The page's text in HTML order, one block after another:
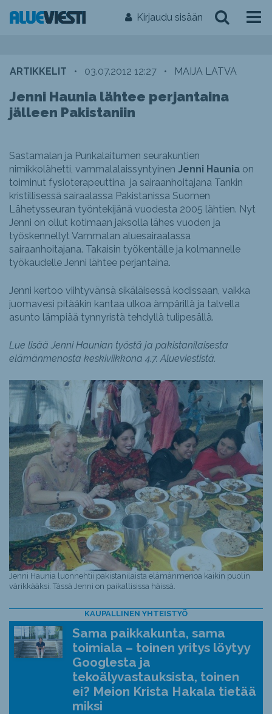
Kirjaudu sisään
ARTIKKELIT • 03.07.2012 12:27 • MAIJA LATVA
Jenni Haunia lähtee perjantaina
jälleen Pakistaniin
Sastamalan ja Punkalaitumen seurakuntien
nimikkolähetti, vammalalaissyntyinen Jenni Haunia on
toiminut fysioterapeuttina ja sairaanhoitajana Tankin
kristillisessä sairaalassa Pakistanissa Suomen
Lähetysseuran työntekijänä vuodesta 2005 lähtien. Nyt
Jenni on ollut kotimaan jaksolla lähes vuoden ja
työskennellyt Vammalan aluesairaalassa
sairaanhoitajana. Takaisin työkentälle ja kolmannelle
työkaudelle Jenni lähtee perjantaina.
Jenni kertoo viihtyvänsä sikäläisessä kodissaan, vaikka
juomavesi pitääkin kantaa ulkoa ämpärillä ja talvella
asunto lämpiää tynnyristä tehdyllä tulipesällä.
Lue lisää Jenni Haunian työstä ja pakistanilaisesta
elämänmenosta keskiviikkona 4.7. Alueviestistä.
Jenni Haunia luonnehtii pakistanilaista elämänmenoa kaikin puolin
värikkääksi. Tässä Jenni on paikallisissa häissä.
KAUPALLINEN YHTEISTYÖ
Sama paikkakunta, sama
toimiala – toinen yritys löytyy
Googlesta ja
tekoälyvastauksista, toinen
ei? Meion Krista Hakala tietää
miksi